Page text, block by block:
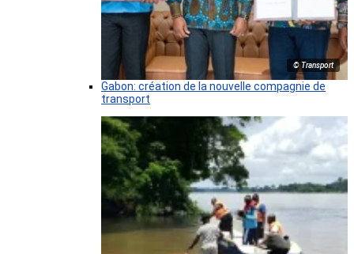
© Transport
Gabon: création de la nouvelle compagnie de
transport